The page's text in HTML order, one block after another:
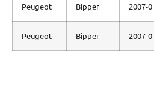
Peugeot Bipper 2007-0
Peugeot Bipper 2007-0